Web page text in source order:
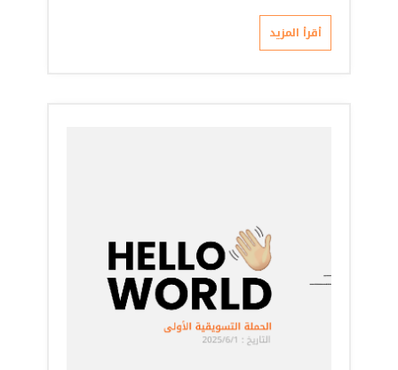
أقرأ المزيد